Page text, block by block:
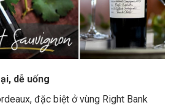
dễ uống
đặc biệt ở vùng Right Bank